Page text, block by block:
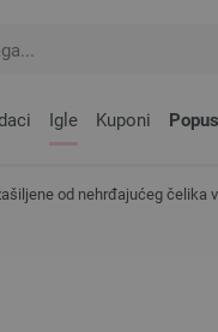
Igle Kuponi
od nehrđajućeg čelika